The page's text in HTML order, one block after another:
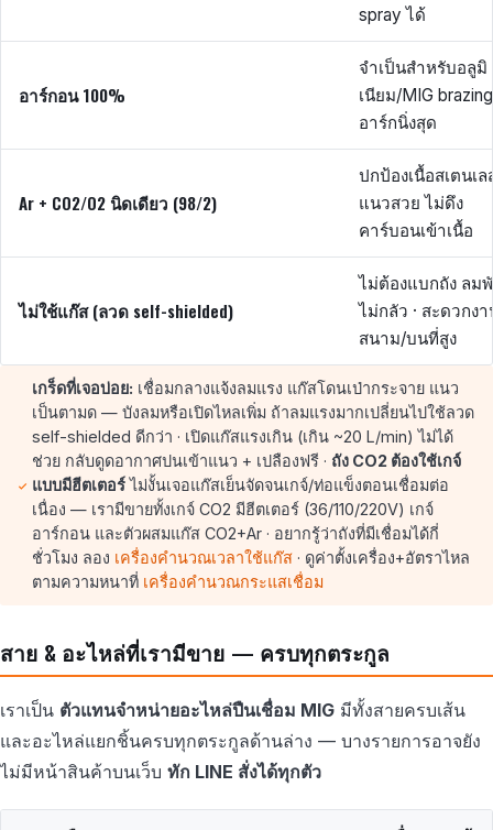
spray ได้
อาร์กอน 100%
จำเป็นสำหรับอลูมิ
เนียม/MIG brazing
อาร์กนิ่งสุด
Ar + CO2/O2 นิดเดียว (98/2)
ปกป้องเนื้อสเตนเล
แนวสวย ไม่ดึง
คาร์บอนเข้าเนื้อ
ไม่ใช้แก๊ส (ลวด self-shielded)
ไม่ต้องแบกถัง ลม
ไม่กลัว · สะดวกง
สนาม/บนที่สูง
เกร็ดที่เจอบ่อย: เชื่อมกลางแจ้งลมแรง แก๊สโดนเป่ากระจาย แนว
เป็นตามด — บังลมหรือเปิดไหลเพิ่ม ถ้าลมแรงมากเปลี่ยนไปใช้ลวด
self-shielded ดีกว่า · เปิดแก๊สแรงเกิน (เกิน ~20 L/min) ไม่ได้
ช่วย กลับดูดอากาศปนเข้าแนว + เปลืองฟรี · ถัง CO2 ต้องใช้เกจ์
แบบมีฮีตเตอร์ไม่งั้นเจอแก๊สเย็นจัดจนเกจ์/ท่อแข็งตอนเชื่อมต่อ
เนื่อง — เรามีขายทั้งเกจ์ CO2 มีฮีตเตอร์ (36/110/220V) เกจ์
อาร์กอน และตัวผสมแก๊ส CO2+Ar · อยากรู้ว่าถังที่มีเชื่อมได้กี่
ชั่วโมง ลอง เครื่องคำนวณเวลาใช้แก๊ส· ดูค่าตั้งเครื่อง+อัตราไหล
ตามความหนาที่ เครื่องคำนวณกระแสเชื่อม
สาย & อะไหล่ที่เรามีขาย — ครบทุกตระกูล
เราเป็น ตัวแทนจำหน่ายอะไหล่ปืนเชื่อม MIG มีทั้งสายครบเส้น
และอะไหล่แยกชิ้นครบทุกตระกูลด้านล่าง — บางรายการอาจยัง
ไม่มีหน้าสินค้าบนเว็บ ทัก LINE สั่งได้ทุกตัว